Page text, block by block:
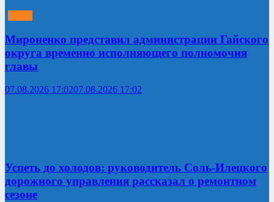
Мироненко представил администрации Гайского
округа временно исполняющего полномочия
главы
07.08.2026 17:0207.08.2026 17:02
Успеть до холодов: руководитель Соль-Илецкого
дорожного управления рассказал о ремонтном
сезоне